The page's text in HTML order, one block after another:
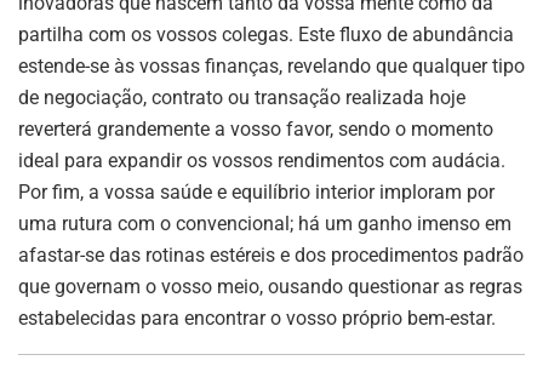
partilha com os vossos colegas. Este fluxo de abundância
estende-se às vossas finanças, revelando que qualquer tipo
de negociação, contrato ou transação realizada hoje
reverterá grandemente a vosso favor, sendo o momento
ideal para expandir os vossos rendimentos com audácia.
Por fim, a vossa saúde e equilíbrio interior imploram por
uma rutura com o convencional; há um ganho imenso em
afastar-se das rotinas estéreis e dos procedimentos padrão
que governam o vosso meio, ousando questionar as regras
estabelecidas para encontrar o vosso próprio bem-estar.